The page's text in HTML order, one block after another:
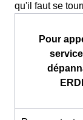
qu'il faut se
Pour